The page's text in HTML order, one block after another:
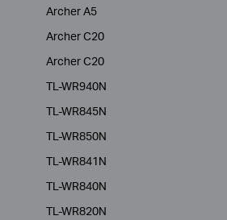
Archer A5
Archer C20
Archer C20
TL-WR940N
TL-WR845N
TL-WR850N
TL-WR841N
TL-WR840N
TL-WR820N